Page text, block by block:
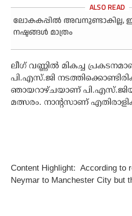
ലോകകപ്പില്‍ അവനുണ്ടാകില്ല,
നഷ്ടങ്ങള്‍ മാത്രം
ലീഗ് വണ്ണില്‍ മികച്ച
പി.എസ്.ജി
ഞായറാഴ്ചയാണ്
മത്സരം. നാന്റസാണ്
Content Highlight: According to
Neymar to Manchester City but